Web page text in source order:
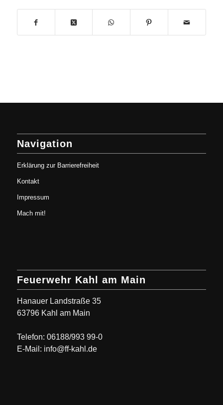
Navigation
Erklärung zur Barrierefreiheit
Kontakt
Impressum
Mach mit!
Feuerwehr Kahl am Main
Hanauer Landstraße 35
63796 Kahl am Main
Telefon: 06188/993 99-0
E-Mail: info@ff-kahl.de